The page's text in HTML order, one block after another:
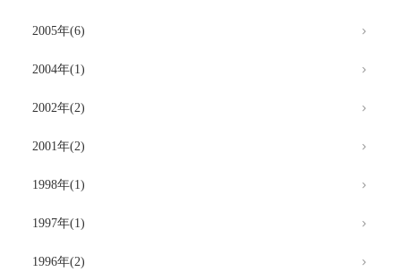
2005年(6)
2004年(1)
2002年(2)
2001年(2)
1998年(1)
1997年(1)
1996年(2)